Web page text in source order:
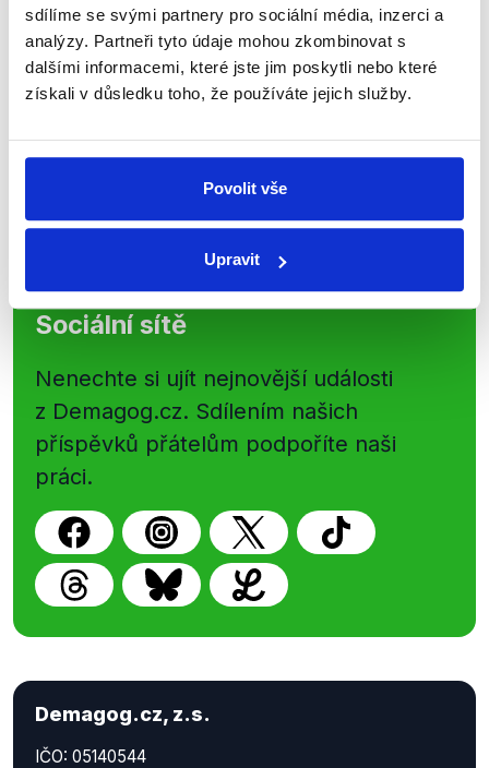
sdílíme se svými partnery pro sociální média, inzerci a
analýzy. Partneři tyto údaje mohou zkombinovat s
dalšími informacemi, které jste jim poskytli nebo které
získali v důsledku toho, že používáte jejich služby.
Povolit vše
Upravit
kanálu, kde pravidelně přinášíme
shrnutí nejzajímavějších článků a analýz.
Začněte nás odebírat, a mějte tak
nepravdy se zrovna v Česku šíří.
Sociální sítě
Nenechte si ujít nejnovější události
z Demagog.cz. Sdílením našich
příspěvků přátelům podpoříte naši
práci.
Demagog.cz, z.s.
IČO: 05140544